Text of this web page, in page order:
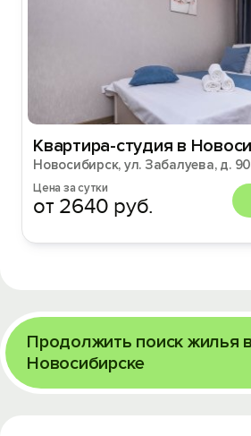
Квартира-студия в
Новосибирск, ул. Забалуева, д.
Цена за сутки
от 2640 руб.
Продолжить поиск жилья в
Новосибирске